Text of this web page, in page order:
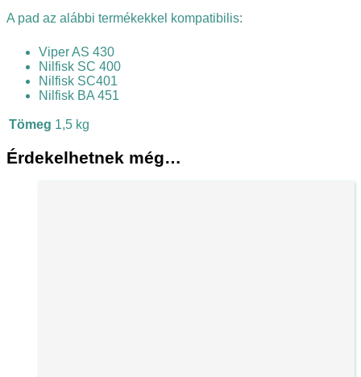
A pad az alábbi termékekkel kompatibilis:
Viper AS 430
Nilfisk SC 400
Nilfisk SC401
Nilfisk BA 451
Tömeg 1,5 kg
Érdekelhetnek még…